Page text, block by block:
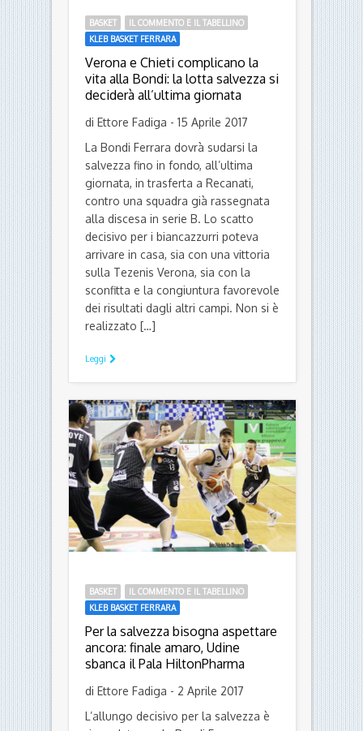
BASKET
IL COMMENTO E IL TABELLINO
KLEB BASKET FERRARA
Verona e Chieti complicano la
vita alla Bondi: la lotta salvezza si
deciderà all’ultima giornata
di Ettore Fadiga - 15 Aprile 2017
La Bondi Ferrara dovrà sudarsi la
salvezza fino in fondo, all’ultima
giornata, in trasferta a Recanati,
contro una squadra già rassegnata
decisivo per i biancazzurri poteva
sconfitta e la congiuntura favorevole
dei risultati dagli altri campi. Non si è
realizzato […]
Leggi
BASKET
IL COMMENTO E IL TABELLINO